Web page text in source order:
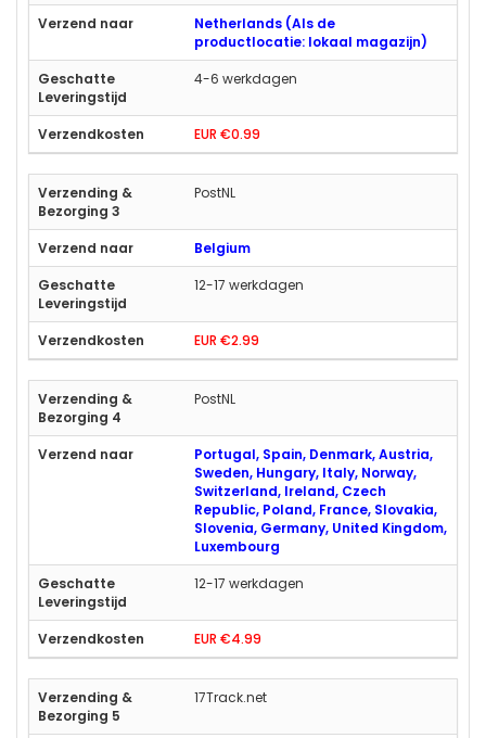
Netherlands (Als de
productlocatie: lokaal magazijn)
4-6 werkdagen
EUR €0.99
PostNL
Belgium
12-17 werkdagen
EUR €2.99
PostNL
Portugal, Spain, Denmark, Austria,
Sweden, Hungary, Italy, Norway,
Switzerland, Ireland, Czech
Republic, Poland, France, Slovakia,
Slovenia, Germany, United Kingdom,
Luxembourg
12-17 werkdagen
EUR €4.99
17Track.net